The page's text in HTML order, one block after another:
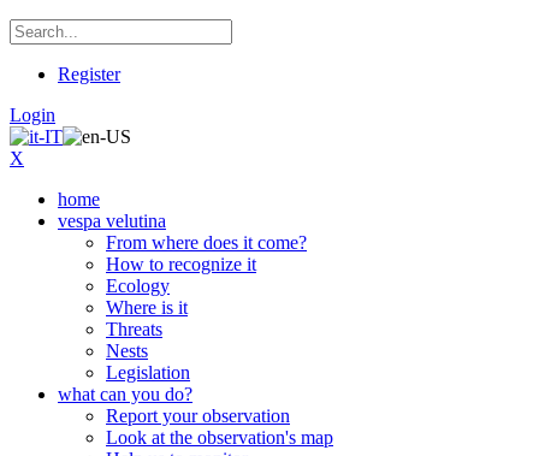
Register
Login
X
home
vespa velutina
From where does it come?
How to recognize it
Ecology
Where is it
Threats
Nests
Legislation
what can you do?
Report your observation
Look at the observation's map